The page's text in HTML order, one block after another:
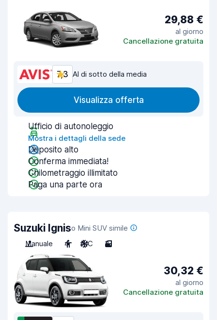
29,88 €
al giorno
Cancellazione gratuita
7,3 Al di sotto della media
Visualizza offerta
Ufficio di autonoleggio
Mostra i dettagli della sede
Deposito alto
Conferma immediata!
Chilometraggio illimitato
Paga una parte ora
Suzuki Igniso Mini SUV simile
Manuale
4 A/C 3
30,32 €
al giorno
Cancellazione gratuita